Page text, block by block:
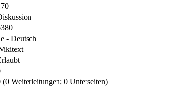
- Deutsch
(0 Weiterleitungen; 0 Unterseiten)